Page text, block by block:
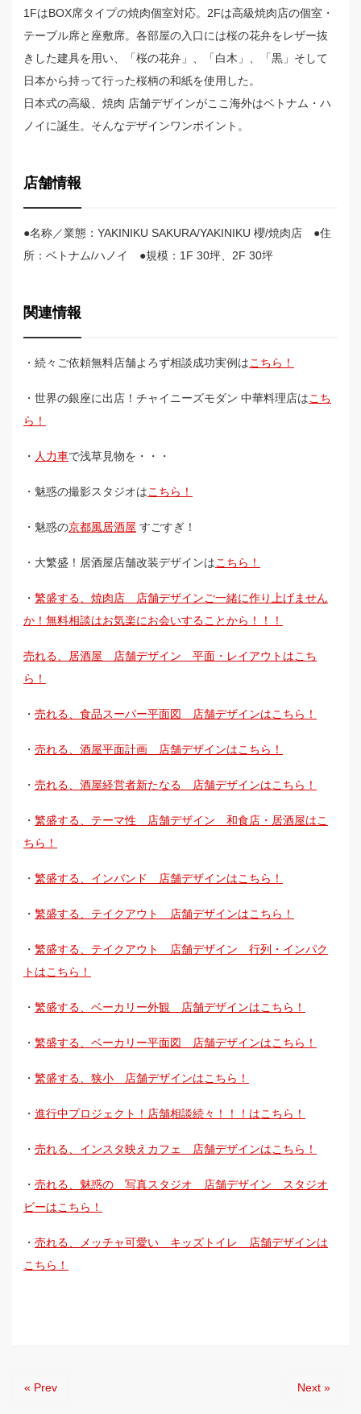
1FはBOX席タイプの焼肉個室対応。2Fは高級焼肉店の個室・
テーブル席と座敷席。各部屋の入口には桜の花弁をレザー抜
きした建具を用い、「桜の花弁」、「白木」、「黒」そして
日本から持って行った桜柄の和紙を使用した。
日本式の高級、焼肉 店舗デザインがここ海外はベトナム・ハ
ノイに誕生。そんなデザインワンポイント。
店舗情報
●名称／業態：YAKINIKU SAKURA/YAKINIKU 櫻/焼肉店 ●住
所：ベトナム/ハノイ ●規模：1F 30坪、2F 30坪
関連情報
・続々ご依頼無料店舗よろず相談成功実例はこちら！
・世界の銀座に出店！チャイニーズモダン 中華料理店はこち
ら！
・ 人力車で浅草見物を・・・
・魅惑の撮影スタジオはこちら！
・魅惑の京都風居酒屋 すごすぎ！
・大繁盛！居酒屋店舗改装デザインはこちら！
・ 繁盛する、焼肉店 店舗デザインご一緒に作り上げません
か！無料相談はお気楽にお会いすることから！！！
売れる、居酒屋 店舗デザイン 平面・レイアウトはこち
ら！
・ 売れる、食品スーパー平面図 店舗デザインはこちら！
・ 売れる、酒屋平面計画 店舗デザインはこちら！
・ 売れる、酒屋経営者新たなる 店舗デザインはこちら！
・ 繁盛する、テーマ性 店舗デザイン 和食店・居酒屋はこ
ちら！
・ 繁盛する、インバンド 店舗デザインはこちら！
・ 繁盛する、テイクアウト 店舗デザインはこちら！
・ 繁盛する、テイクアウト 店舗デザイン 行列・インパク
トはこちら！
・ 繁盛する、ベーカリー外観 店舗デザインはこちら！
・ 繁盛する、ベーカリー平面図 店舗デザインはこちら！
・ 繁盛する、狭小 店舗デザインはこちら！
・ 進行中プロジェクト！店舗相談続々！！！はこちら！
・ 売れる、インスタ映えカフェ 店舗デザインはこちら！
・ 売れる、魅惑の 写真スタジオ 店舗デザイン スタジオ
ビーはこちら！
・ 売れる、メッチャ可愛い キッズトイレ 店舗デザインは
こちら！
« Prev Next »